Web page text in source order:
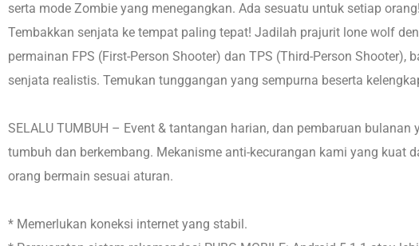
serta mode Zombie yang menegangkan. Ada sesuatu untuk setiap
Tembakkan senjata ke tempat paling tepat! Jadilah prajurit lone wolf
permainan FPS (First-Person Shooter) dan TPS (Third-Person
senjata realistis. Temukan tunggangan yang sempurna beserta
SELALU TUMBUH – Event & tantangan harian, dan pembaruan
tumbuh dan berkembang. Mekanisme anti-kecurangan kami yang kuat
orang bermain sesuai aturan.
* Memerlukan koneksi internet yang stabil.